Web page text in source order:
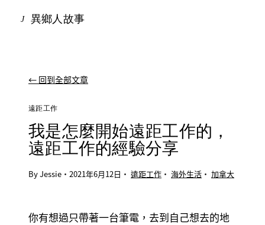
J 異鄉人故事
← 回到全部文章
遠距工作
我是怎麼開始遠距工作的，
遠距工作的經驗分享
By Jessie · 2021年6月12日 · 遠距工作 · 海外生活 · 加拿大
你有想過只帶著一台筆電，去到自己想去的地